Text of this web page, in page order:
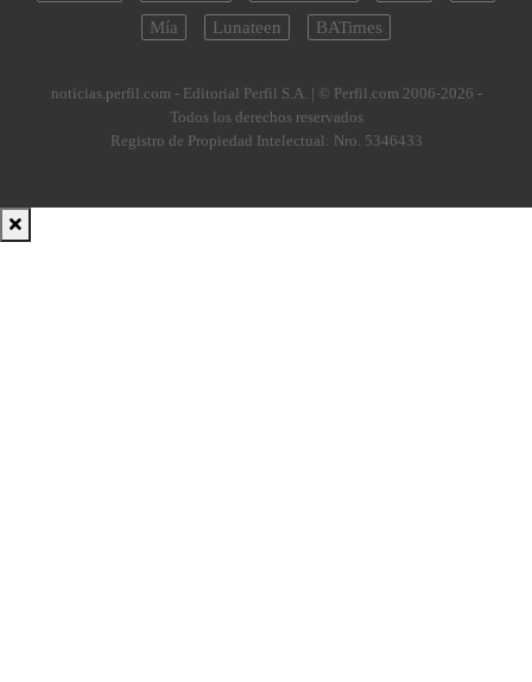
Mía
Lunateen BATimes
noticias.perfil.com - Editorial Perfil S.A. | © Perfil.com 2006-2026 -
Todos los derechos reservados
Registro de Propiedad Intelectual: Nro. 5346433